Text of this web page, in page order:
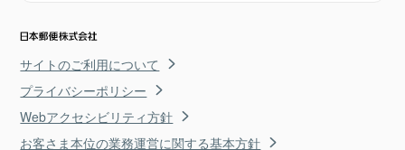
サイトのご利用について
プライバシーポリシー
Webアクセシビリティ方針
お客さま本位の業務運営に関する基本方針